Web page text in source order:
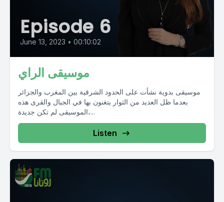
Episode 6
June 13, 2023 • 00:10:02
موسيقى الراي
موسيقى بدوية نشأت على الحدود الشرقية بين المغرب والجزائر
بعدما ظل العديد من الثوار يتغنون بها في الجبال والقرى هذه
الموسيقى لم تكن جديدة،...
Listen